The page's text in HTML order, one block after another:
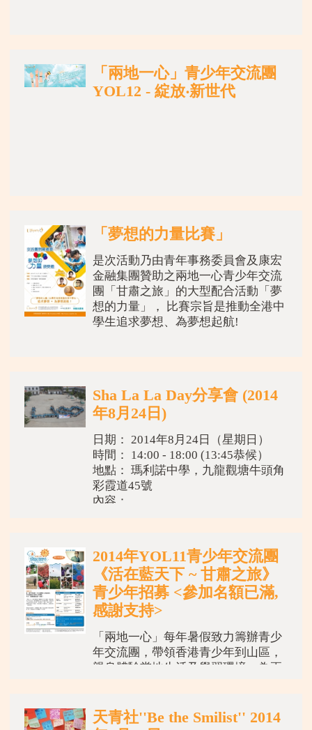
「兩地一心」青少年交流團
YOL12 - 綻放‧新世代
「夢想的力量比賽」
是次活動乃由青年事務委員會及康宏
金融集團贊助之兩地一心青少年交流
團「甘肅之旅」的大型配合活動「夢
想的力量」， 比賽宗旨是推動全港中
學生追求夢想、為夢想起航!
Sha La La Day分享會 (2014
年8月24日)
日期： 2014年8月24日（星期日）
時間： 14:00 - 18:00 (13:45恭候）
地點： 瑪利諾中學，九龍觀塘牛頭角
彩霞道45號
內容：
2014年YOL11青少年交流團
《活在藍天下 ~ 甘肅之旅》
青少年招募 <參加名額已滿,
感謝支持>
「兩地一心」每年暑假致力籌辦青少
年交流團，帶領香港青少年到山區，
親身體驗當地生活及學習環境，為兩
看內文和附件報名表格。
天青社''Be the Smilist'' 2014